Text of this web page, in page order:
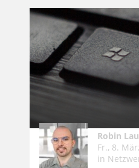
Robin
Fr., 8.
in